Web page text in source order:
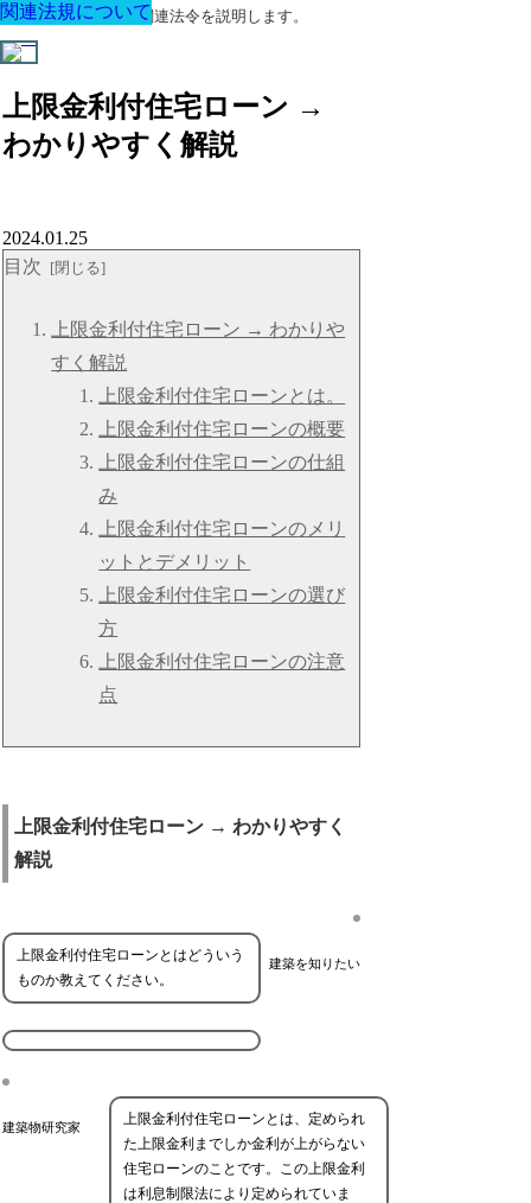
建築に関する用語と関連法令を説明します。
上限金利付住宅ローン →
わかりやすく解説
関連法規について
2024.01.25
目次
上限金利付住宅ローン → わかりや
すく解説
上限金利付住宅ローンとは。
上限金利付住宅ローンの概要
上限金利付住宅ローンの仕組
み
上限金利付住宅ローンのメリ
ットとデメリット
上限金利付住宅ローンの選び
方
上限金利付住宅ローンの注意
点
上限金利付住宅ローン → わかりやすく
解説
建築を知りたい
上限金利付住宅ローンとはどういう
ものか教えてください。
建築物研究家
上限金利付住宅ローンとは、定められ
た上限金利までしか金利が上がらない
住宅ローンのことです。この上限金利
は利息制限法により定められていま
関連法規について
関連法規について
関連法規について
関連法規について
関連法規について
関連法規について